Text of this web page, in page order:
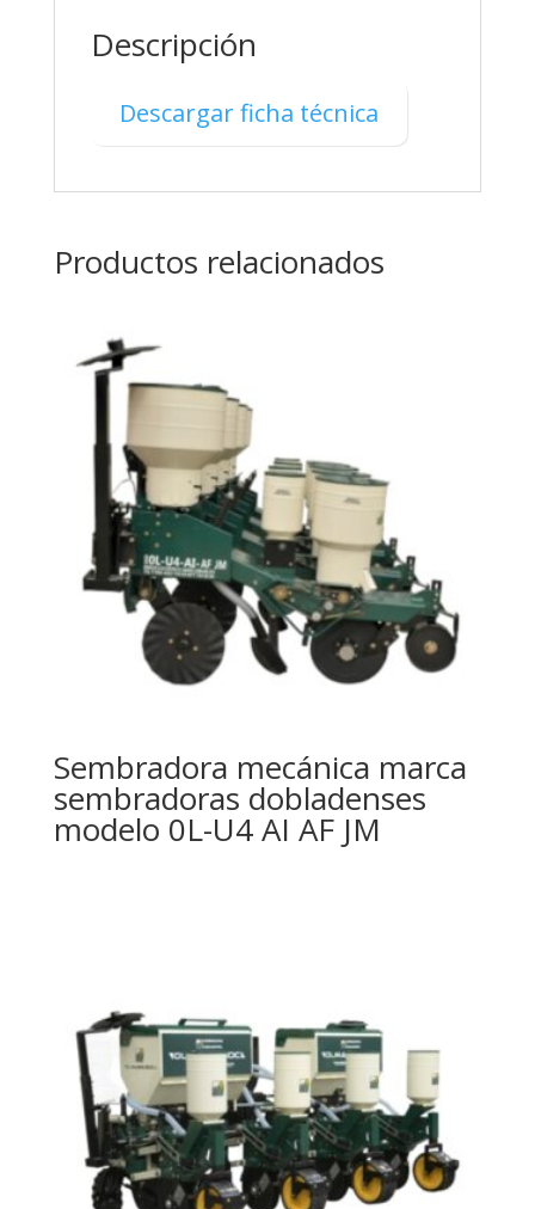
Descripción
Descargar ficha técnica
Productos relacionados
Sembradora mecánica marca
sembradoras dobladenses
modelo 0L-U4 AI AF JM